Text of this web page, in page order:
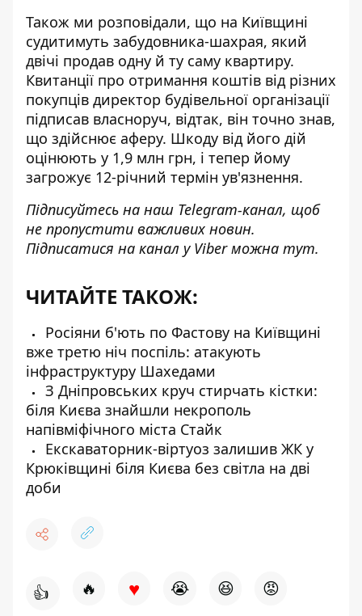
Також ми розповідали, що на Київщині
судитимуть забудовника-шахрая, який
двічі продав одну й ту саму квартиру.
Квитанції про отримання коштів від різних
покупців директор будівельної організації
підписав власноруч, відтак, він точно знав,
що здійснює аферу. Шкоду від його дій
оцінюють у 1,9 млн грн, і тепер йому
загрожує 12-річний термін ув'язнення.
Підписуйтесь на наш Telegram-канал, щоб
не пропустити важливих новин.
Підписатися на канал у Viber можна тут.
ЧИТАЙТЕ ТАКОЖ:
Росіяни б'ють по Фастову на Київщині
вже третю ніч поспіль: атакують
інфраструктуру Шахедами
З Дніпровських круч стирчать кістки:
біля Києва знайшли некрополь
напівміфічного міста Стайк
Екскаваторник-віртуоз залишив ЖК у
Крюківщині біля Києва без світла на дві
доби
👍 🔥 ♥ 😭 😆 😡